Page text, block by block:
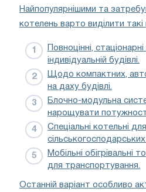
Найпопулярнішими та
котелень варто виділити такі
Повноцінні,
індивідуальній будівлі.
Щодо компактних,
на даху будівлі.
Блочно-модульна
нарощувати
Спеціальні котельні
сільськогосподарських
Мобільні обігрівальні
для транспортування.
Останній варіант особливо